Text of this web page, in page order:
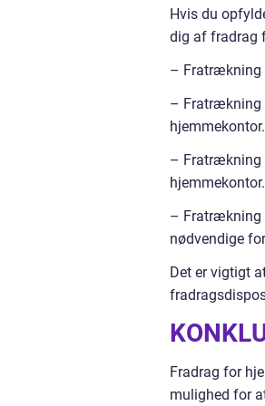
Hvis du
dig af fradrag
– Fratrækning
– Fratrækning
hjemmekontor.
– Fratrækning
hjemmekontor.
– Fratrækning
nødvendige
Det er vigtigt
Fradrag for
mulighed for